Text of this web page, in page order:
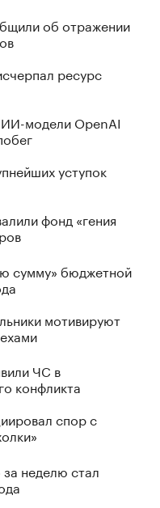
об отражении
ресурс
модели OpenAI
уступок
фонд «гения
сумму» бюджетной
мотивируют
ЧС в
конфликта
спор с
неделю стал